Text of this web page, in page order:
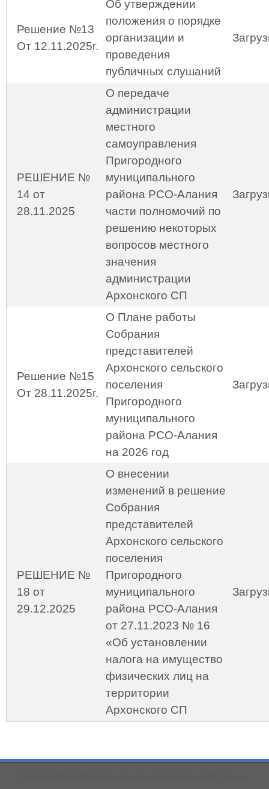
Решение №13
От 12.11.2025г.
Об утверждении
положения о порядке
организации и
проведения
публичных слушаний
РЕШЕНИЕ №
14 от
28.11.2025
О передаче
администрации
местного
самоуправления
Пригородного
муниципального
района РСО-Алания
части полномочий по
решению некоторых
вопросов местного
значения
администрации
Архонского СП
Решение №15
От 28.11.2025г.
О Плане работы
Собрания
представителей
Архонского сельского
поселения
Пригородного
муниципального
района РСО-Алания
на 2026 год
РЕШЕНИЕ №
18 от
29.12.2025
О внесении
изменений в решение
Собрания
представителей
Архонского сельского
поселения
Пригородного
муниципального
района РСО-Алания
от 27.11.2023 № 16
«Об установлении
налога на имущество
физических лиц на
территории
Архонского CП